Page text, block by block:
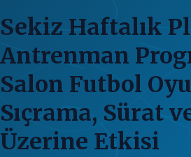
Sekiz Haftalık
Antrenman
Salon Futbol
Sıçrama, Sürat
Üzerine Etkisi